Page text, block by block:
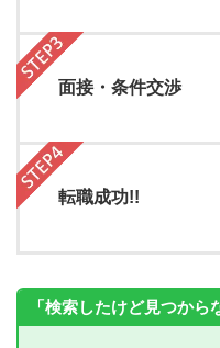
面接・条件交渉
転職成功!!
「検索したけど見つから